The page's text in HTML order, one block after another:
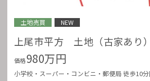
土地売買 NEW
上尾市平方 土地（古家あり）
価格980万円
小学校・スーパー・コンビニ・郵便局 徒歩10分